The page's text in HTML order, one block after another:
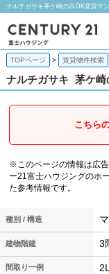
ナルチガサキ茅ケ崎の2LDK賃貸マ
TOPページ 賃貸物件検索
ナルチガサキ 茅ケ崎
こちら
※このページの情報は広
ー21富士ハウジングのホ
た参考情報です。
種別 / 構造
建物階建 3
間取り一例